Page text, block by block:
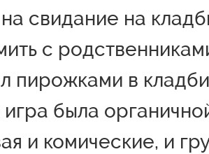
свидание на
с
пирожками в
была
и комические, и